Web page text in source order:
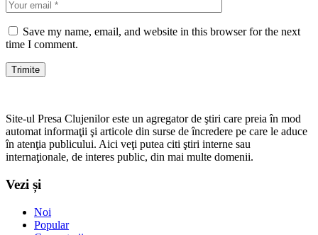
Save my name, email, and website in this browser for the next
time I comment.
Site-ul Presa Clujenilor este un agregator de ştiri care preia în mod
automat informaţii şi articole din surse de încredere pe care le aduce
în atenţia publicului. Aici veţi putea citi ştiri interne sau
internaţionale, de interes public, din mai multe domenii.
Vezi și
Noi
Popular